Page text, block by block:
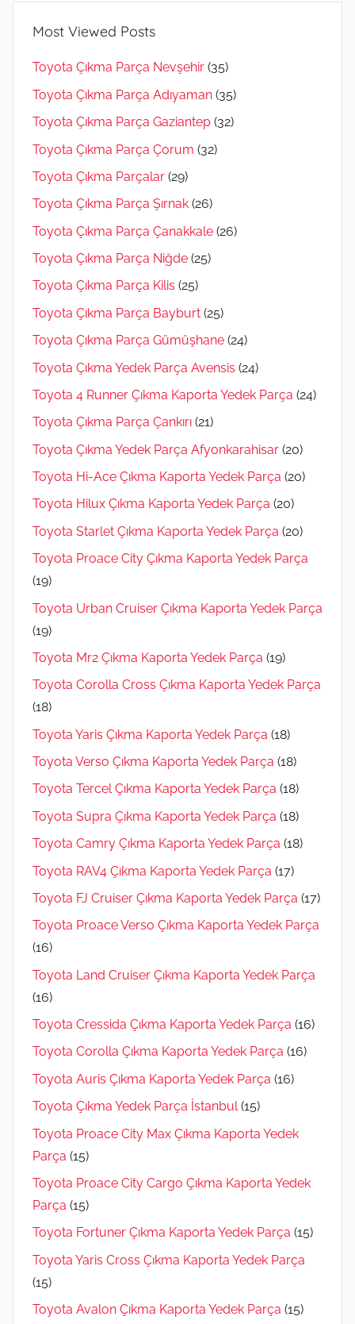
Most Viewed Posts
Toyota Çıkma Parça Nevşehir (35)
Toyota Çıkma Parça Adıyaman (35)
Toyota Çıkma Parça Gaziantep (32)
Toyota Çıkma Parça Çorum (32)
Toyota Çıkma Parçalar (29)
Toyota Çıkma Parça Şırnak (26)
Toyota Çıkma Parça Çanakkale (26)
Toyota Çıkma Parça Niğde (25)
Toyota Çıkma Parça Kilis (25)
Toyota Çıkma Parça Bayburt (25)
Toyota Çıkma Parça Gümüşhane (24)
Toyota Çıkma Yedek Parça Avensis (24)
Toyota 4 Runner Çıkma Kaporta Yedek Parça (24)
Toyota Çıkma Parça Çankırı (21)
Toyota Çıkma Yedek Parça Afyonkarahisar (20)
Toyota Hi-Ace Çıkma Kaporta Yedek Parça (20)
Toyota Hilux Çıkma Kaporta Yedek Parça (20)
Toyota Starlet Çıkma Kaporta Yedek Parça (20)
Toyota Proace City Çıkma Kaporta Yedek Parça
(19)
Toyota Urban Cruiser Çıkma Kaporta Yedek Parça
(19)
Toyota Mr2 Çıkma Kaporta Yedek Parça (19)
Toyota Corolla Cross Çıkma Kaporta Yedek Parça
(18)
Toyota Yaris Çıkma Kaporta Yedek Parça (18)
Toyota Verso Çıkma Kaporta Yedek Parça (18)
Toyota Tercel Çıkma Kaporta Yedek Parça (18)
Toyota Supra Çıkma Kaporta Yedek Parça (18)
Toyota Camry Çıkma Kaporta Yedek Parça (18)
Toyota RAV4 Çıkma Kaporta Yedek Parça (17)
Toyota FJ Cruiser Çıkma Kaporta Yedek Parça (17)
Toyota Proace Verso Çıkma Kaporta Yedek Parça
(16)
Toyota Land Cruiser Çıkma Kaporta Yedek Parça
(16)
Toyota Cressida Çıkma Kaporta Yedek Parça (16)
Toyota Corolla Çıkma Kaporta Yedek Parça (16)
Toyota Auris Çıkma Kaporta Yedek Parça (16)
Toyota Çıkma Yedek Parça İstanbul (15)
Toyota Proace City Max Çıkma Kaporta Yedek
Parça (15)
Toyota Proace City Cargo Çıkma Kaporta Yedek
Parça (15)
Toyota Fortuner Çıkma Kaporta Yedek Parça (15)
Toyota Yaris Cross Çıkma Kaporta Yedek Parça
(15)
Toyota Avalon Çıkma Kaporta Yedek Parça (15)